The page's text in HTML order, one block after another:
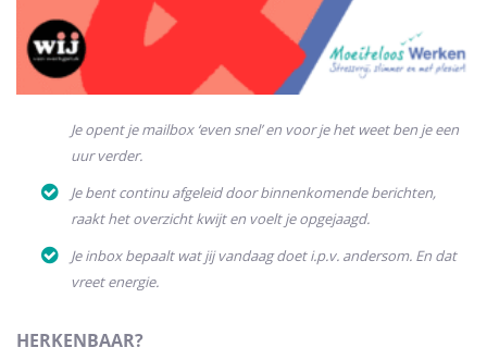
Je opent je mailbox ‘even snel’ en voor je het weet ben je een
uur verder.
Je bent continu afgeleid door binnenkomende berichten,
raakt het overzicht kwijt en voelt je opgejaagd.
Je inbox bepaalt wat jij vandaag doet i.p.v. andersom. En dat
vreet energie.
HERKENBAAR?